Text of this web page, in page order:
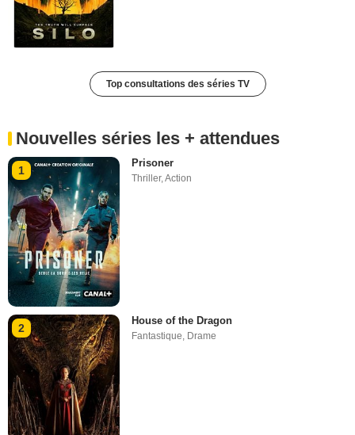
Top consultations des séries TV
Nouvelles séries les + attendues
1
Prisoner
Thriller,Action
2
House of the Dragon
Fantastique Drame